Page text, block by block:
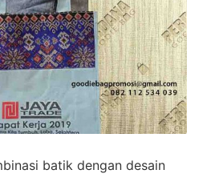
batik dengan desain